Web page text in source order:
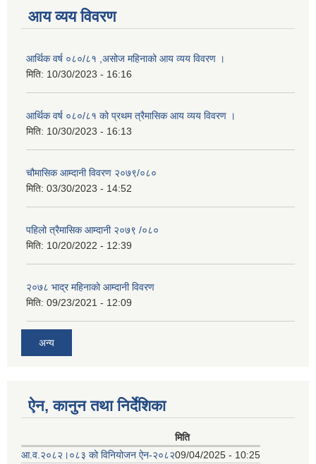
आय व्यय विवरण
आर्थिक वर्ष ०८०/८१ ,असोज महिनाको आय व्यय विवरण ।
मिति: 10/30/2023 - 16:16
आर्थिक वर्ष ०८०/८१ को प्रथम त्रैमासिक आय व्यय विवरण ।
मिति: 10/30/2023 - 16:13
चौमासिक आम्दानी विवरण २०७९/०८०
मिति: 03/30/2023 - 14:52
पहिलो त्रैमासिक आम्दानी २०७९ /०८०
मिति: 10/20/2022 - 12:39
२०७८ भाद्र महिनाकाे आम्दानी विवरण
मिति: 09/23/2021 - 12:09
अन्य
ऐन, कानुन तथा निर्देशिका
मिति
आ.व.२०८२।०८३ को विनियोजन ऐन-२०८२09/04/2025 - 10:25